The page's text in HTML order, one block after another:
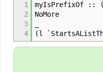
1
2
3
4
myIsPrefixOf :: (
_
(l